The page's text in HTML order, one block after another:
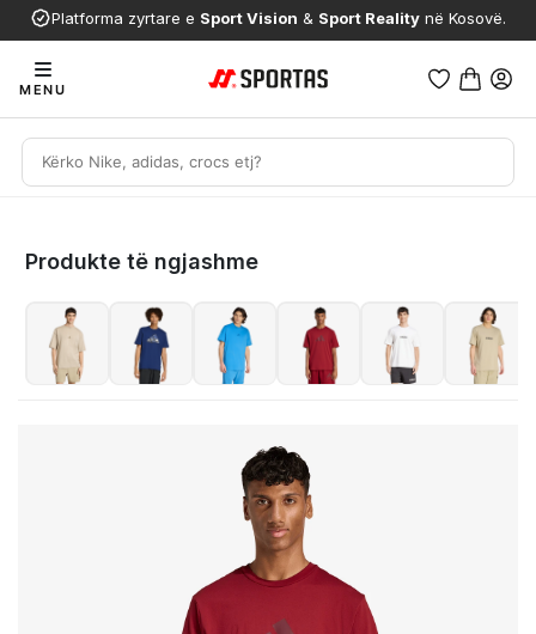
Platforma zyrtare e Sport Vision & Sport Reality në Kosovë.
MENU
Produkte të ngjashme